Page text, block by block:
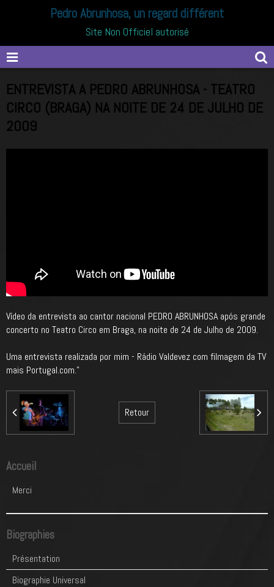
Pedro Abrunhosa, un regard différent
Site Non Officiel autorisé
ENTREVISTA A PEDRO ABRUNHOSA - TEATRO
CIRCO (BRAGA) NA NOITE DE 24 DE JULHO DE
2009
Vídeo da entrevista ao cantor nacional PEDRO ABRUNHOSA após grande
concerto no Teatro Circo em Braga, na noite de 24 de Julho de 2009.
Uma entrevista realizada por mim - Rádio Valdevez com filmagem da TV
mais Portugal.com."
Retour
Accueil
Merci
Biographies
Présentation
Biographie Universal